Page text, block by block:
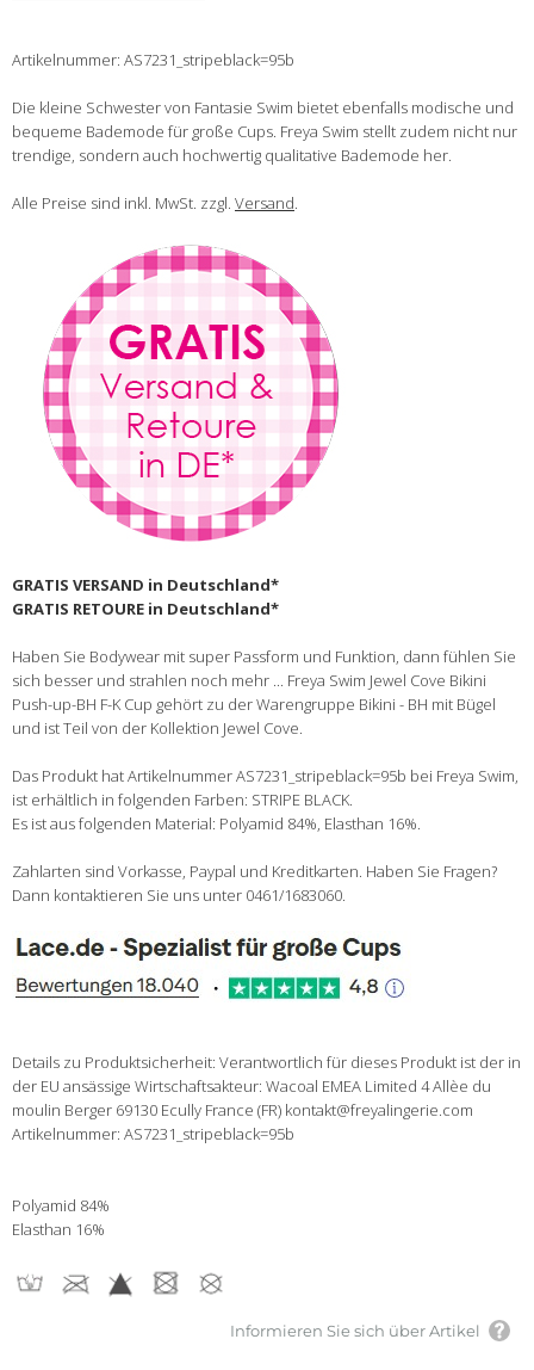
Artikelnummer: AS7231_stripeblack=95b
Die kleine Schwester von Fantasie Swim bietet ebenfalls modische und
bequeme Bademode für große Cups. Freya Swim stellt zudem nicht nur
trendige, sondern auch hochwertig qualitative Bademode her.
Alle Preise sind inkl. MwSt. zzgl. Versand.
GRATIS VERSAND in Deutschland*
GRATIS RETOURE in Deutschland*
Haben Sie Bodywear mit super Passform und Funktion, dann fühlen Sie
sich besser und strahlen noch mehr ... Freya Swim Jewel Cove Bikini
Push-up-BH F-K Cup gehört zu der Warengruppe Bikini - BH mit Bügel
und ist Teil von der Kollektion Jewel Cove.
Das Produkt hat Artikelnummer AS7231_stripeblack=95b bei Freya Swim,
ist erhältlich in folgenden Farben: STRIPE BLACK.
Es ist aus folgenden Material: Polyamid 84%, Elasthan 16%.
Zahlarten sind Vorkasse, Paypal und Kreditkarten. Haben Sie Fragen?
Dann kontaktieren Sie uns unter 0461/1683060.
Details zu Produktsicherheit: Verantwortlich für dieses Produkt ist der in
der EU ansässige Wirtschaftsakteur: Wacoal EMEA Limited 4 Allèe du
moulin Berger 69130 Ecully France (FR) kontakt@freyalingerie.com
Artikelnummer: AS7231_stripeblack=95b
Polyamid 84%
Elasthan 16%
Informieren Sie sich über Artikel